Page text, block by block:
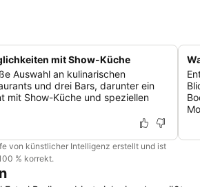
mit Show-Küche
Auswahl an kulinarischen
und drei Bars, darunter ein
mit Show-Küche und speziellen
von künstlicher Intelligenz erstellt und ist
% korrekt.